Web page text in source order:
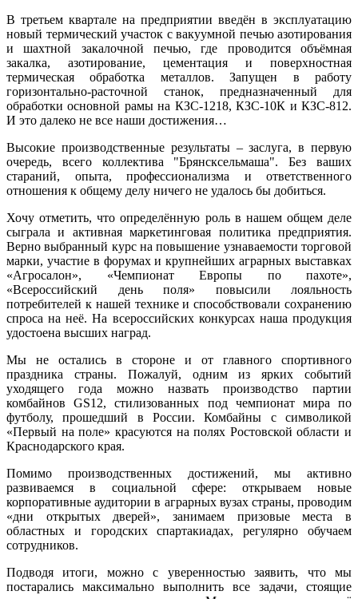
В третьем квартале на предприятии введён в эксплуатацию
новый термический участок с вакуумной печью азотирования
и шахтной закалочной печью, где проводится объёмная
закалка, азотирование, цементация и поверхностная
термическая обработка металлов. Запущен в работу
горизонтально-расточной станок, предназначенный для
обработки основной рамы на КЗС-1218, КЗС-10К и КЗС-812.
И это далеко не все наши достижения…
Высокие производственные результаты – заслуга, в первую
очередь, всего коллектива "Брянсксельмаша". Без ваших
стараний, опыта, профессионализма и ответственного
отношения к общему делу ничего не удалось бы добиться.
Хочу отметить, что определённую роль в нашем общем деле
сыграла и активная маркетинговая политика предприятия.
Верно выбранный курс на повышение узнаваемости торговой
марки, участие в форумах и крупнейших аграрных выставках
«Агросалон», «Чемпионат Европы по пахоте»,
«Всероссийский день поля» повысили лояльность
потребителей к нашей технике и способствовали сохранению
спроса на неё. На всероссийских конкурсах наша продукция
удостоена высших наград.
Мы не остались в стороне и от главного спортивного
праздника страны. Пожалуй, одним из ярких событий
уходящего года можно назвать производство партии
комбайнов GS12, стилизованных под чемпионат мира по
футболу, прошедший в России. Комбайны с символикой
«Первый на поле» красуются на полях Ростовской области и
Краснодарского края.
Помимо производственных достижений, мы активно
развиваемся в социальной сфере: открываем новые
корпоративные аудитории в аграрных вузах страны, проводим
«дни открытых дверей», занимаем призовые места в
областных и городских спартакиадах, регулярно обучаем
сотрудников.
Подводя итоги, можно с уверенностью заявить, что мы
постарались максимально выполнить все задачи, стоящие